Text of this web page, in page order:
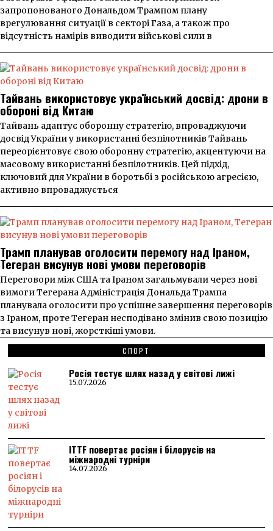
запропонованого Дональдом Трампом плану
врегулювання ситуації в секторі Газа, а також про
відсутність намірів виводити військові сили в
Тайвань використовує український досвід: дрони в
обороні від Китаю
Тайвань адаптує оборонну стратегію, впроваджуючи
досвід України у використанні безпілотників Тайвань
переорієнтовує свою оборонну стратегію, акцентуючи на
масовому використанні безпілотників. Цей підхід,
ключовий для України в боротьбі з російською агресією,
активно впроваджується
Трамп планував оголосити перемогу над Іраном,
Тегеран висунув нові умови переговорів
Переговори між США та Іраном загальмували через нові
вимоги Тегерана Адміністрація Дональда Трампа
планувала оголосити про успішне завершення переговорів
з Іраном, проте Тегеран несподівано змінив свою позицію
та висунув нові, жорсткіші умови.
СПОРТ
Росія тестує шлях назад у світові лижі
15.07.2026
ITTF повертає росіян і білорусів на
міжнародні турніри
14.07.2026